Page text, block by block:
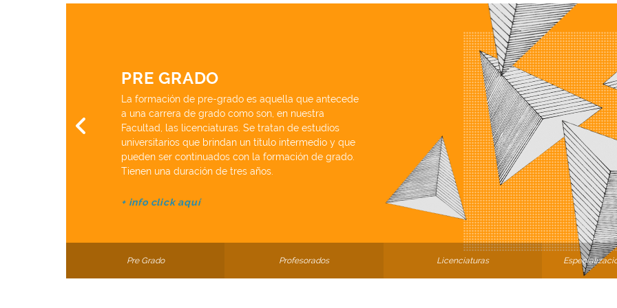
PRE GRADO
La formación de pre-grado es aquella que antecede
a una carrera de grado como son, en nuestra
Facultad, las licenciaturas. Se tratan de estudios
universitarios que brindan un título intermedio y que
pueden ser continuados con la formación de grado.
Tienen una duración de tres años.
+ info click aquí
Pre Grado Profesorados Licenciaturas